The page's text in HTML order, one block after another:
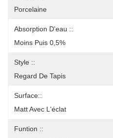
Porcelaine
Absorption D'eau ::
Moins Puis 0,5%
Style ::
Regard De Tapis
Surface::
Matt Avec L'éclat
Funtion ::